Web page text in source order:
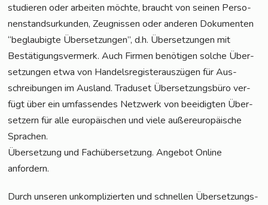
stu­die­ren oder arbei­ten möch­te, braucht von sei­nen Per­so­
nen­stand­sur­kun­den, Zeug­nis­sen oder ande­ren Doku­men­ten
“beglau­big­te Über­set­zun­gen”, d.h. Über­set­zun­gen mit
Bestä­ti­gungs­ver­merk. Auch Fir­men benö­ti­gen sol­che Über­
set­zun­gen etwa von Han­dels­re­gis­ter­aus­zü­gen für Aus­
schrei­bun­gen im Aus­land. Tra­du­set Über­set­zungs­bü­ro ver­
fügt über ein umfas­sen­des Netz­werk von beei­dig­ten Über­
set­zern für alle euro­päi­schen und vie­le außer­eu­ro­päi­sche
Sprachen.
Über­set­zung und Fach­über­set­zung. Ange­bot Online
anfordern.
Durch unse­ren unkom­pli­zier­ten und schnel­len Über­set­zungs­